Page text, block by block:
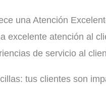
una Atención
excelente atención al
de servicio al
tus clientes son